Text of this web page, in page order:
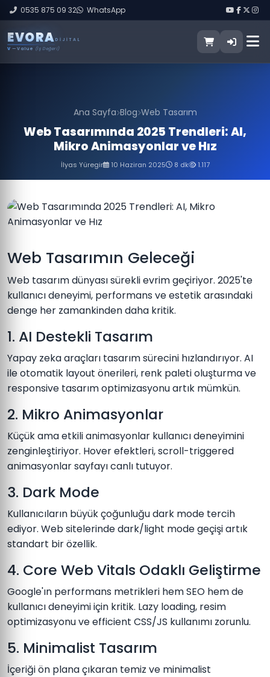
0535 875 09 32 WhatsApp
EVORA DIJITAL
V — Value (İş Değeri)
Ana Sayfa Blog Web Tasarım
Web Tasarımında 2025 Trendleri: AI,
Mikro Animasyonlar ve Hız
İlyas Yüregir 10 Haziran 2025 8 dk 1.117
Web Tasarımın Geleceği
Web tasarım dünyası sürekli evrim geçiriyor. 2025'te
kullanıcı deneyimi, performans ve estetik arasındaki
denge her zamankinden daha kritik.
1. AI Destekli Tasarım
Yapay zeka araçları tasarım sürecini hızlandırıyor. AI
ile otomatik layout önerileri, renk paleti oluşturma ve
responsive tasarım optimizasyonu artık mümkün.
2. Mikro Animasyonlar
Küçük ama etkili animasyonlar kullanıcı deneyimini
zenginleştiriyor. Hover efektleri, scroll-triggered
animasyonlar sayfayı canlı tutuyor.
3. Dark Mode
Kullanıcıların büyük çoğunluğu dark mode tercih
ediyor. Web sitelerinde dark/light mode geçişi artık
standart bir özellik.
4. Core Web Vitals Odaklı Geliştirme
Google'ın performans metrikleri hem SEO hem de
kullanıcı deneyimi için kritik. Lazy loading, resim
optimizasyonu ve efficient CSS/JS kullanımı zorunlu.
5. Minimalist Tasarım
İçeriği ön plana çıkaran temiz ve minimalist